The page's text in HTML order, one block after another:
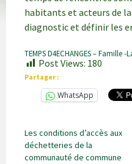
habitants et acteurs de
diagnostic et définir les
TEMPS D4ECHANGES – Famille -
Post Views: 180
Partager :
WhatsApp
Les conditions d’accès aux
déchetteries de la
communauté de commune